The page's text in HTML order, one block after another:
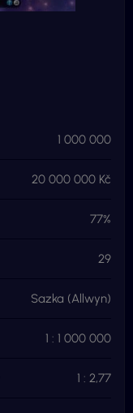
1 000 000
20 000 000 Kč
77%
29
Sazka (Allwyn)
1 : 1 000 000
1 : 2,77